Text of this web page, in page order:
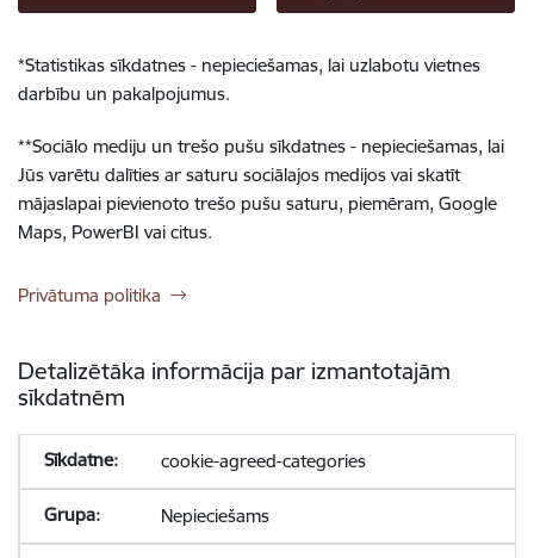
*Statistikas sīkdatnes - nepieciešamas, lai uzlabotu vietnes
darbību un pakalpojumus.
**Sociālo mediju un trešo pušu sīkdatnes - nepieciešamas, lai
Jūs varētu dalīties ar saturu sociālajos medijos vai skatīt
mājaslapai pievienoto trešo pušu saturu, piemēram, Google
Maps, PowerBI vai citus.
Privātuma politika
Detalizētāka informācija par izmantotajām
sīkdatnēm
cookie-agreed-categories
Nepieciešams